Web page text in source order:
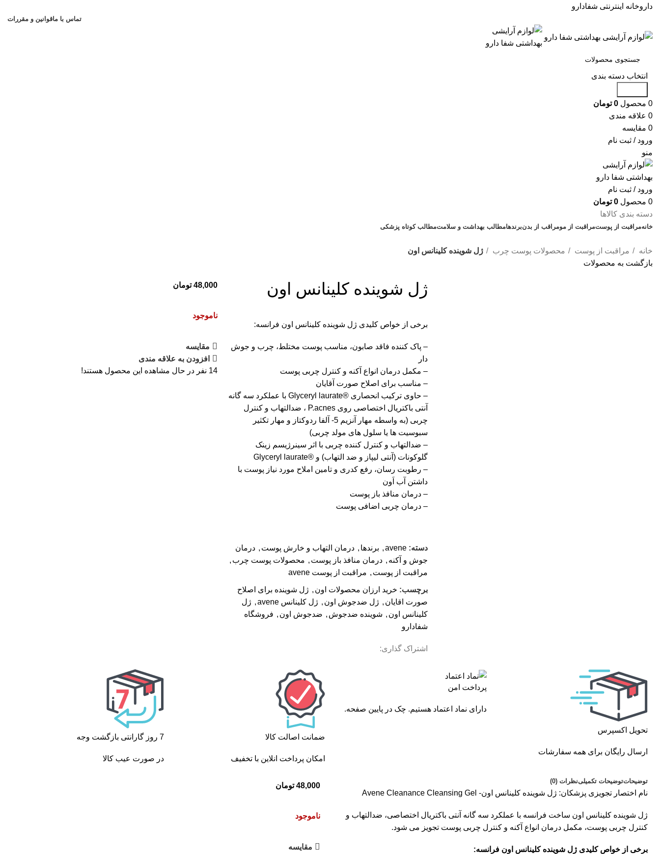
داروخانه اینترنتی شفادارو
تماس با ماقوانین و مقررات
انتخاب دسته بندی
0 محصول 0 تومان
0 علاقه مندی
0 مقایسه
ورود / ثبت نام
منو
ورود / ثبت نام
0 محصول 0 تومان
دسته بندی کالاها
خانهمراقبت از پوستمراقبت از مومراقب از بدنبرندهامطالب بهداشت و سلامتمطالب کوتاه پزشکی
خانه مراقبت از پوست محصولات پوست چرب
ژل شوینده کلینانس اون
بازگشت به محصولات
ژل شوینده کلینانس اون
برخی از خواص کلیدی ژل شوینده کلینانس اون فرانسه:
– پاک کننده فاقد صابون، مناسب پوست مختلط، چرب و جوش
دار
– مکمل درمان انواع آکنه و کنترل چربی پوست
– مناسب برای اصلاح صورت آقایان
– حاوی ترکیب انحصاری ®Glyceryl laurate با عملکرد سه گانه
آنتی باکتریال اختصاصی روی P.acnes ، ضدالتهاب و کنترل
چربی (به واسطه مهار آنزیم 5- آلفا ردوکتاز و مهار تکثیر
سبوسیت ها یا سلول های مولد چربی)
– ضدالتهاب و کنترل کننده چربی با اثر سینرژیسم زینک
گلوکونات (آنتی لیپاز و ضد التهاب) و ®Glyceryl laurate
– رطوبت رسان، رفع کدری و تامین املاح مورد نیاز پوست با
داشتن آب اَون
– درمان منافذ باز پوست
– درمان چربی اضافی پوست
دسته: avene
, برندها , درمان التهاب و خارش پوست , درمان
جوش و آکنه , درمان منافذ باز پوست , محصولات پوست چرب ,
مراقبت از پوست , مراقبت از پوست avene
برچسب: خرید ارزان محصولات اون , ژل شوینده برای اصلاح
صورت اقایان , ژل ضدجوش اون , ژل کلینانس avene , ژل
کلینانس اون , شوینده ضدجوش , ضدجوش اون , فروشگاه
شفادارو
اشتراک گذاری:
48,000 تومان
ناموجود
مقایسه
افزودن به علاقه مندی
14 نفر در حال مشاهده این محصول هستند!
تحویل اکسپرس
ارسال رایگان برای همه سفارشات
پرداخت امن
دارای نماد اعتماد هستیم. چک در پایین صفحه.
ضمانت اصالت کالا
امکان پرداخت انلاین با تخفیف
7 روز گارانتی بازگشت وجه
در صورت عیب کالا
توضیحاتتوضیحات تکمیلینظرات (0)
نام اختصار تجویزی پزشکان: ژل شوینده کلینانس اون- Avene Cleanance Cleansing Gel
ژل شوینده کلینانس اون ساخت فرانسه با عملکرد سه گانه آنتی باکتریال اختصاصی، ضدالتهاب و
کنترل چربی پوست، مکمل درمان انواع آکنه و کنترل چربی پوست تجویز می شود.
برخی از خواص کلیدی ژل شوینده کلینانس اون فرانسه:
48,000 تومان
ناموجود
مقایسه